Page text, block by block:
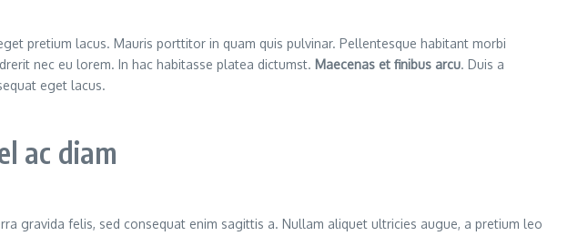
pretium lacus. Mauris porttitor in quam quis pulvinar. Pellentesque habitant morbi
nec eu lorem. In hac habitasse platea dictumst. Maecenas et finibus arcu. Duis a
eget lacus.
ac diam
gravida felis, sed consequat enim sagittis a. Nullam aliquet ultricies augue, a pretium leo